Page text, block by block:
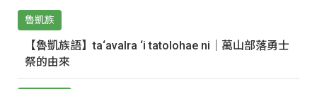
魯凱族
【魯凱族語】ta‘avalra ‘i tatolohae ni｜萬山部落勇士
祭的由來